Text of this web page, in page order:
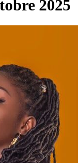
2025